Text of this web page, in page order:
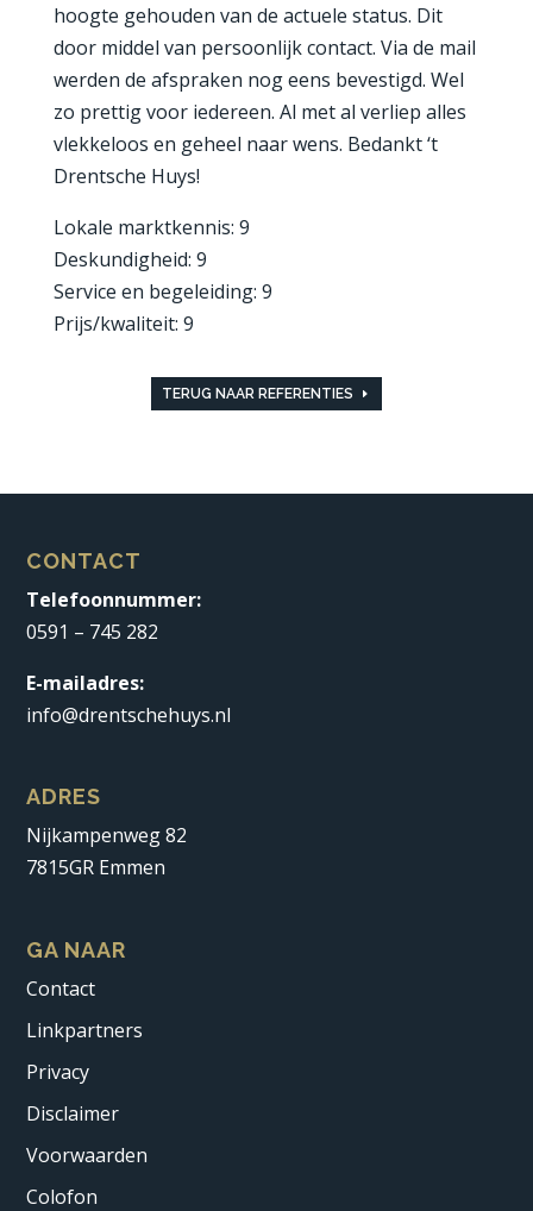
hoogte gehouden van de actuele status. Dit
door middel van persoonlijk contact. Via de mail
werden de afspraken nog eens bevestigd. Wel
zo prettig voor iedereen. Al met al verliep alles
vlekkeloos en geheel naar wens. Bedankt ‘t
Drentsche Huys!
Lokale marktkennis: 9
Deskundigheid: 9
Service en begeleiding: 9
Prijs/kwaliteit: 9
TERUG NAAR REFERENTIES
CONTACT
Telefoonnummer:
0591 – 745 282
E-mailadres:
info@drentschehuys.nl
ADRES
Nijkampenweg 82
7815GR Emmen
GA NAAR
Contact
Linkpartners
Privacy
Disclaimer
Voorwaarden
Colofon